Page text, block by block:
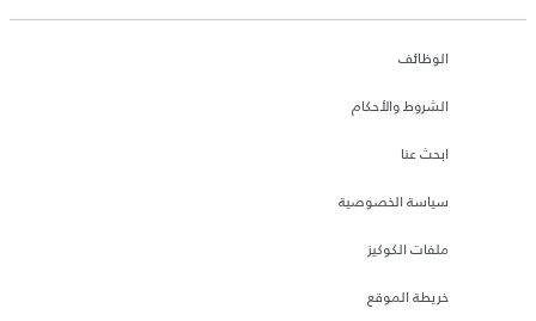
الوظائف
الشروط والأحكام
ابحث عنا
سياسة الخصوصية
ملفات الكوكيز
خريطة الموقع